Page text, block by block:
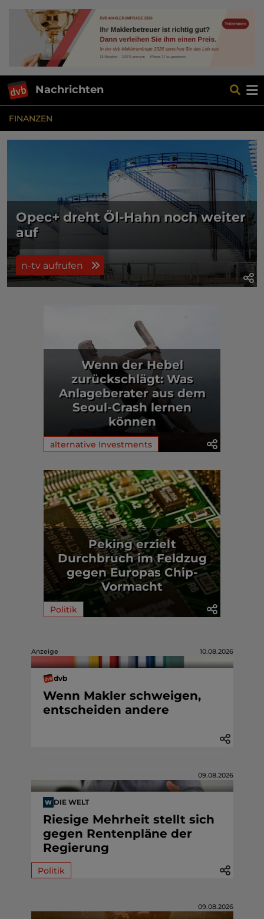
Nachrichten
FINANZEN
Opec+ dreht Öl-Hahn noch weiter
auf
n-tv aufrufen
Wenn der Hebel
zurückschlägt: Was
Anlageberater aus dem
Seoul-Crash lernen
können
alternative Investments
Peking erzielt
Durchbruch im Feldzug
gegen Europas Chip-
Vormacht
Politik
Anzeige 10.08.2026
dvb
Wenn Makler schweigen,
entscheiden andere
09.08.2026
DIE WELT
Riesige Mehrheit stellt sich
gegen Rentenpläne der
Regierung
Politik
09.08.2026